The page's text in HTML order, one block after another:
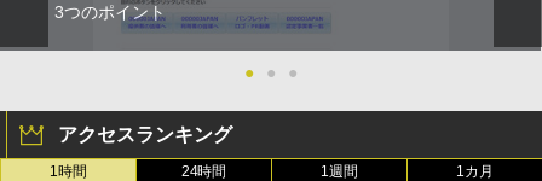
3つのポイント
● ● ●
アクセスランキング
1時間 24時間 1週間 1カ月